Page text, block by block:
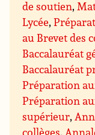
de soutien,
Lycée,
au Brevet des
Baccalauréat
Baccalauréat
Préparation
Préparation
supérieur,
collèges,